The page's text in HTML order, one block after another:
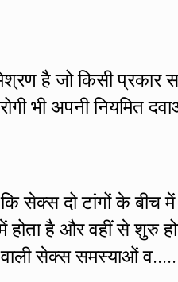
है जो किसी प्रकार
भी अपनी नियमित
सेक्स दो टांगों के बीच
होता है और वहीं से शुरु
वाली सेक्स समस्याओं